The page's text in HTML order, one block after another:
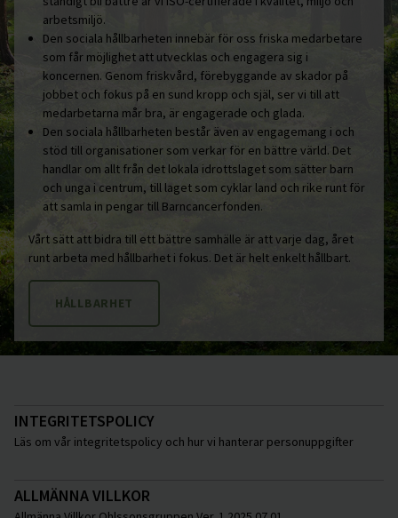
arbetsmiljö.
Den sociala hållbarheten innebär för oss friska medarbetare
som får möjlighet att utvecklas och engagera sig i
koncernen. Genom friskvård, förebyggande av skador på
jobbet och fokus på en sund kropp och själ, ser vi till att
medarbetarna mår bra, är engagerade och glada.
Den sociala hållbarheten består även av engagemang i och
stöd till organisationer som verkar för en bättre värld. Det
handlar om allt från det lokala idrottslaget som sätter barn
och unga i centrum, till laget som cyklar land och rike runt för
att samla in pengar till Barncancerfonden.
Vårt sätt att bidra till ett bättre samhälle är att varje dag, året
runt arbeta med hållbarhet i fokus. Det är helt enkelt hållbart.
HÅLLBARHET
INTEGRITETSPOLICY
Läs om vår integritetspolicy och hur vi hanterar personuppgifter
ALLMÄNNA VILLKOR